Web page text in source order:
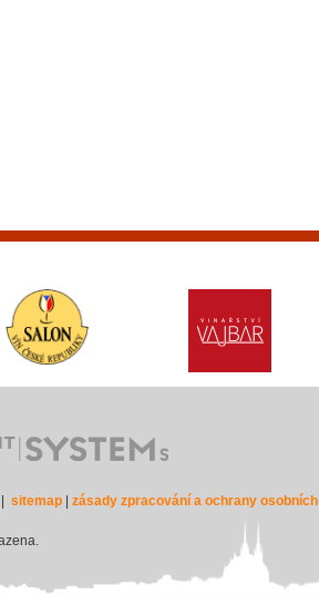
sitemap| zásady zpracování a ochrany osobních